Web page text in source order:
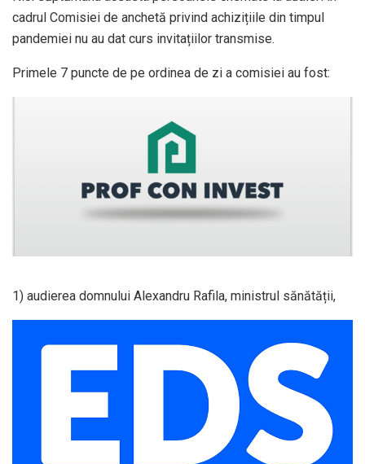
cadrul Comisiei de anchetă privind achizițiile din timpul
pandemiei nu au dat curs invitațiilor transmise.
Primele 7 puncte de pe ordinea de zi a comisiei au fost:
1) audierea domnului Alexandru Rafila, ministrul sănătății,